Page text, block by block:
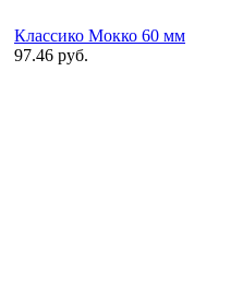
Классико Мокко 60 мм
97.46 руб.